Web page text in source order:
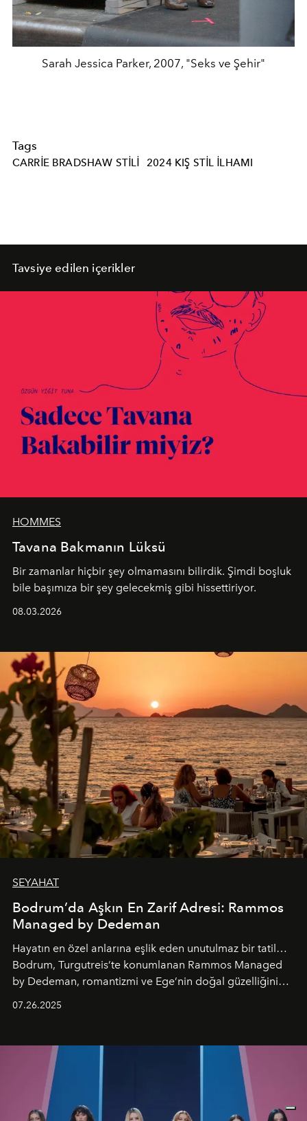
Sarah Jessica Parker, 2007, "Seks ve Şehir"
Tags
CARRIE BRADSHAW STILI 2024 KIŞ STIL ILHAMI
Tavsiye edilen içerikler
HOMMES
Tavana Bakmanın Lüksü
Bir zamanlar hiçbir şey olmamasını bilirdik. Şimdi boşluk
bile başımıza bir şey gelecekmiş gibi hissettiriyor.
08.03.2026
SEYAHAT
Bodrum’da Aşkın En Zarif Adresi: Rammos
Managed by Dedeman
Hayatın en özel anlarına eşlik eden unutulmaz bir tatil…
Bodrum, Turgutreis’te konumlanan Rammos Managed
by Dedeman, romantizmi ve Ege’nin doğal güzelliğini
07.26.2025